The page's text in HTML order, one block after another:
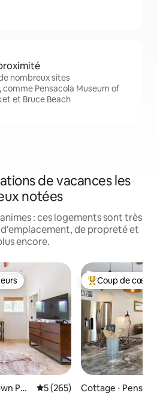
nombreux sites
Pensacola Museum of
et Bruce Beach
de vacances les
notées
: ces logements sont très
de propreté et
encore.
les plus appréciés
Pen
Évaluation moyenne sur la
5 (265)
Coups de cœur
Coup de cœur
Cottage ⋅